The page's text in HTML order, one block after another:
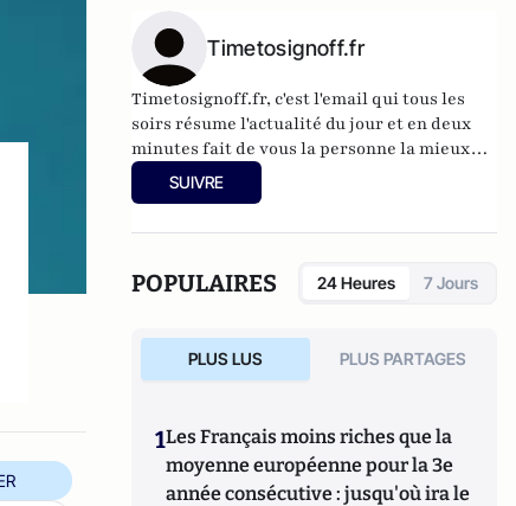
Timetosignoff.fr
Timetosignoff.fr, c'est l'email qui tous les
soirs résume l'actualité du jour et en deux
minutes fait de vous la personne la mieux
informée de votre entourage.
SUIVRE
POPULAIRES 24 Heures 7 Jours
PLUS LUS PLUS PARTAGES
1Les Français moins riches que la
moyenne européenne pour la 3e
année consécutive : jusqu'où ira le